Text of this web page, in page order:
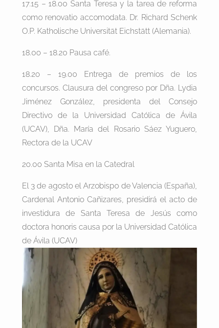
17.15 – 18.00 Santa Teresa y la tarea de reforma
como renovatio accomodata. Dr. Richard Schenk
O.P. Katholische Universität Eichstätt (Alemania).
18.00 – 18.20 Pausa café.
18.20 – 19.00 Entrega de premios de los
concursos. Clausura del congreso por Dña. Lydia
Jiménez González, presidenta del Consejo
Directivo de la Universidad Católica de Ávila
(UCAV), Dña. María del Rosario Sáez Yuguero,
Rectora de la UCAV
20.00 Santa Misa en la Catedral
El 3 de agosto el Arzobispo de Valencia (España),
Cardenal Antonio Cañizares, presidirá el acto de
investidura de Santa Teresa de Jesús como
doctora honoris causa por la Universidad Católica
de Ávila (UCAV)